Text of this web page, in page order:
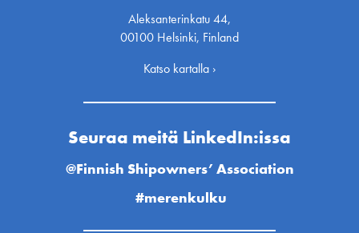
Aleksanterinkatu 44,
00100 Helsinki, Finland
Katso kartalla ›
Seuraa meitä LinkedIn:issa
@Finnish Shipowners’ Association
#merenkulku